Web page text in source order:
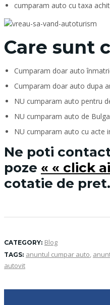
cumparam auto cu taxa
Care sunt
Cumparam doar auto
Cumparam doar auto dupa
NU cumparam auto pentru
NU cumparam auto de
NU cumparam auto cu acte
Ne poti
poze « « click
cotatie de pret.
CATEGORY: Blog
TAGS: anuntul cumpar auto,
autovit